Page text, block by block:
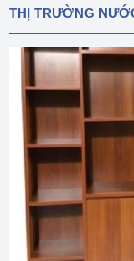
THỊ TRƯỜNG